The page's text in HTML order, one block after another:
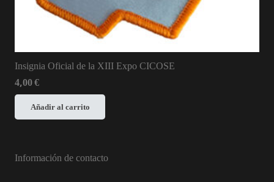
Insignia Oficial de la XIII Expo CICOSE
4,00€
Añadir al carrito
Información de contacto